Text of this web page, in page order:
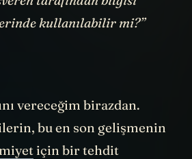
kullanılabilir mi?”
vereceğim birazdan.
bu en son gelişmenin
için bir tehdit